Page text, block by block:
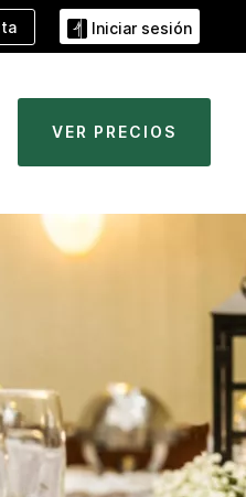
Iniciar sesión
VER PRECIOS